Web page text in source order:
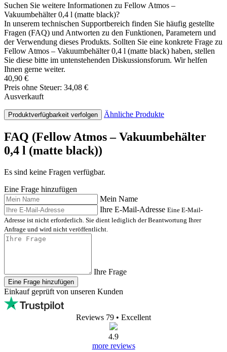
Suchen Sie weitere Informationen zu Fellow Atmos –
Vakuumbehälter 0,4 l (matte black)?
In unserem technischen Supportbereich finden Sie häufig gestellte
Fragen (FAQ) und Antworten zu den Funktionen, Parametern und
der Verwendung dieses Produkts. Sollten Sie eine konkrete Frage zu
Fellow Atmos – Vakuumbehälter 0,4 l (matte black) haben, stellen
Sie diese bitte im untenstehenden Diskussionsforum. Wir helfen
Ihnen gerne weiter.
40,90 €
Preis ohne Steuer: 34,08 €
Ausverkauft
Produktverfügbarkeit verfolgen Ähnliche Produkte
FAQ (Fellow Atmos – Vakuumbehälter
0,4 l (matte black))
Es sind keine Fragen verfügbar.
Eine Frage hinzufügen
Mein Name
Ihre E-Mail-Adresse Eine E-Mail-
Adresse ist nicht erforderlich. Sie dient lediglich der Beantwortung Ihrer
Anfrage und wird nicht veröffentlicht.
Ihre Frage
Eine Frage hinzufügen
Einkauf geprüft von unseren Kunden
Reviews 79 • Excellent
4.9
more reviews